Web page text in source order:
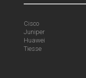
Cisco
Juniper
Huawei
Tiesse